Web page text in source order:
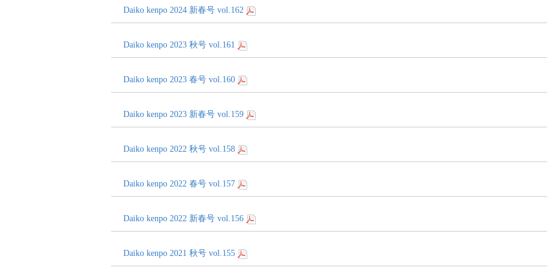
Daiko kenpo 2024 新春号 vol.162
Daiko kenpo 2023 秋号 vol.161
Daiko kenpo 2023 春号 vol.160
Daiko kenpo 2023 新春号 vol.159
Daiko kenpo 2022 秋号 vol.158
Daiko kenpo 2022 春号 vol.157
Daiko kenpo 2022 新春号 vol.156
Daiko kenpo 2021 秋号 vol.155